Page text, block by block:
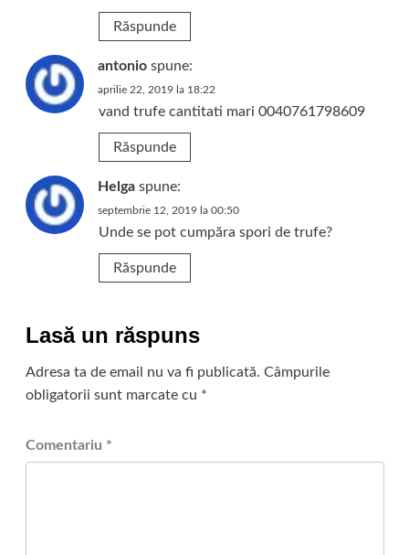
Răspunde
antonio spune:
aprilie 22, 2019 la 18:22
vand trufe cantitati mari 0040761798609
Răspunde
Helga spune:
septembrie 12, 2019 la 00:50
Unde se pot cumpăra spori de trufe?
Răspunde
Lasă un răspuns
Adresa ta de email nu va fi publicată. Câmpurile
obligatorii sunt marcate cu *
Comentariu *